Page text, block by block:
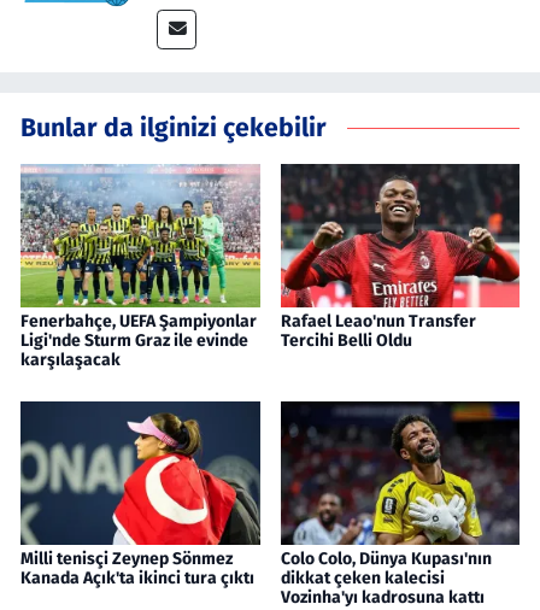
Bunlar da ilginizi çekebilir
Fenerbahçe, UEFA Şampiyonlar
Ligi'nde Sturm Graz ile evinde
karşılaşacak
Rafael Leao'nun Transfer
Tercihi Belli Oldu
Milli tenisçi Zeynep Sönmez
Kanada Açık'ta ikinci tura çıktı
Colo Colo, Dünya Kupası'nın
dikkat çeken kalecisi
Vozinha'yı kadrosuna kattı